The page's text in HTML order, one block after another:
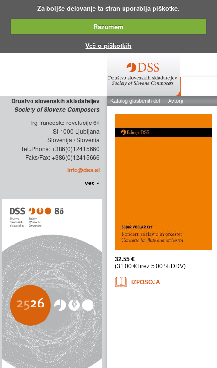
Za boljše delovanje ta stran uporablja piškotke.
Razumem
Več o piškotkih
Društvo slovenskih skladateljev
Society of Slovene Composers
Trg francoske revolucije 6/l
SI-1000 Ljubljana
Slovenija / Slovenia
Tel./Phone: +386(0)12415660
Faks/Fax: +386(0)12415666
info@dss.si
več »